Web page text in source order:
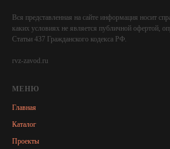
Вся представленная на сайте информация носит
каких условиях не является публичной офертой,
Статьи 437 Гражданского кодекса РФ.
rvz-zavod.ru
МЕНЮ
Главная
Каталог
Проекты